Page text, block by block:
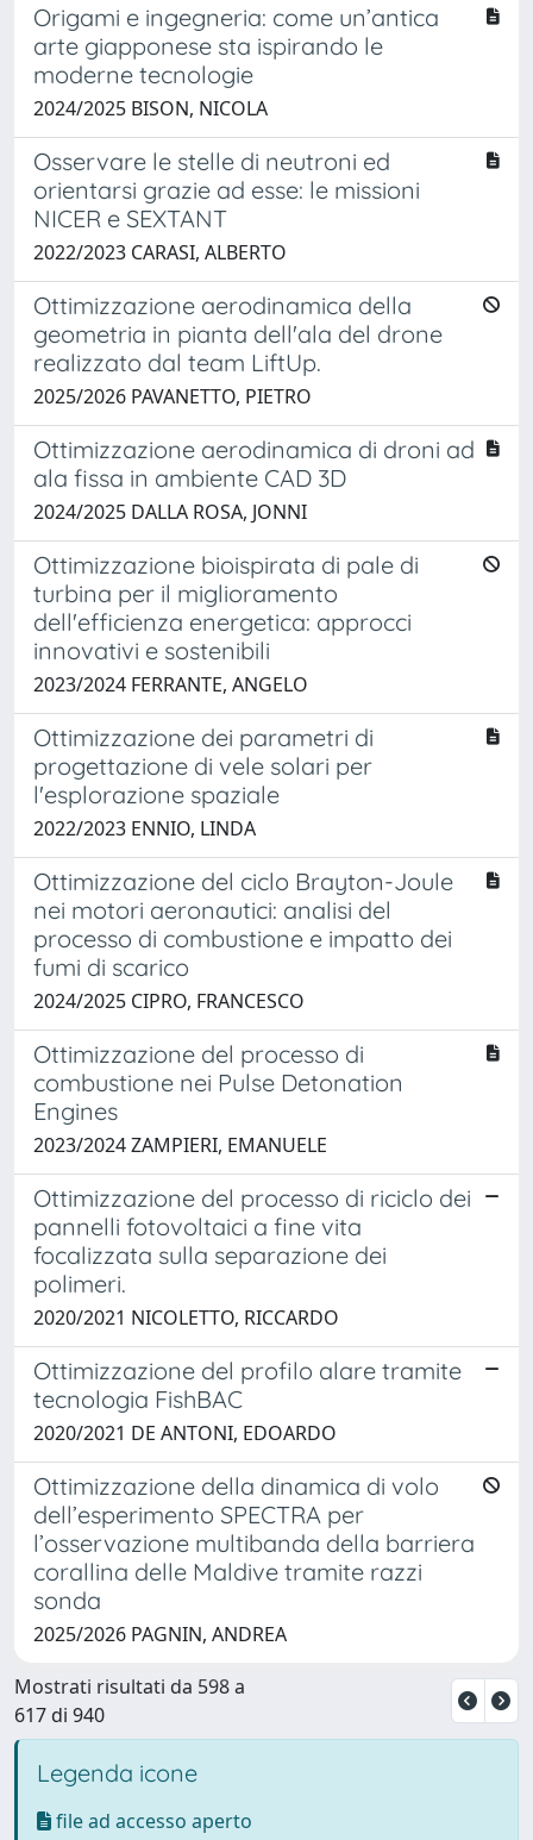
Origami e ingegneria: come un’antica
arte giapponese sta ispirando le
moderne tecnologie
2024/2025 BISON, NICOLA
Osservare le stelle di neutroni ed
orientarsi grazie ad esse: le missioni
NICER e SEXTANT
2022/2023 CARASI, ALBERTO
Ottimizzazione aerodinamica della
geometria in pianta dell'ala del drone
realizzato dal team LiftUp.
2025/2026 PAVANETTO, PIETRO
Ottimizzazione aerodinamica di droni ad
ala fissa in ambiente CAD 3D
2024/2025 DALLA ROSA, JONNI
Ottimizzazione bioispirata di pale di
turbina per il miglioramento
dell'efficienza energetica: approcci
innovativi e sostenibili
2023/2024 FERRANTE, ANGELO
Ottimizzazione dei parametri di
progettazione di vele solari per
l'esplorazione spaziale
2022/2023 ENNIO, LINDA
Ottimizzazione del ciclo Brayton-Joule
nei motori aeronautici: analisi del
processo di combustione e impatto dei
fumi di scarico
2024/2025 CIPRO, FRANCESCO
Ottimizzazione del processo di
combustione nei Pulse Detonation
Engines
2023/2024 ZAMPIERI, EMANUELE
Ottimizzazione del processo di riciclo dei
pannelli fotovoltaici a fine vita
focalizzata sulla separazione dei
polimeri.
2020/2021 NICOLETTO, RICCARDO
Ottimizzazione del profilo alare tramite
tecnologia FishBAC
2020/2021 DE ANTONI, EDOARDO
Ottimizzazione della dinamica di volo
dell’esperimento SPECTRA per
l’osservazione multibanda della barriera
corallina delle Maldive tramite razzi
sonda
2025/2026 PAGNIN, ANDREA
Mostrati risultati da 598 a
617 di 940
Legenda icone
file ad accesso aperto